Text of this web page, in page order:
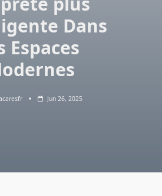
Dans
Espaces
Jun 26, 2025